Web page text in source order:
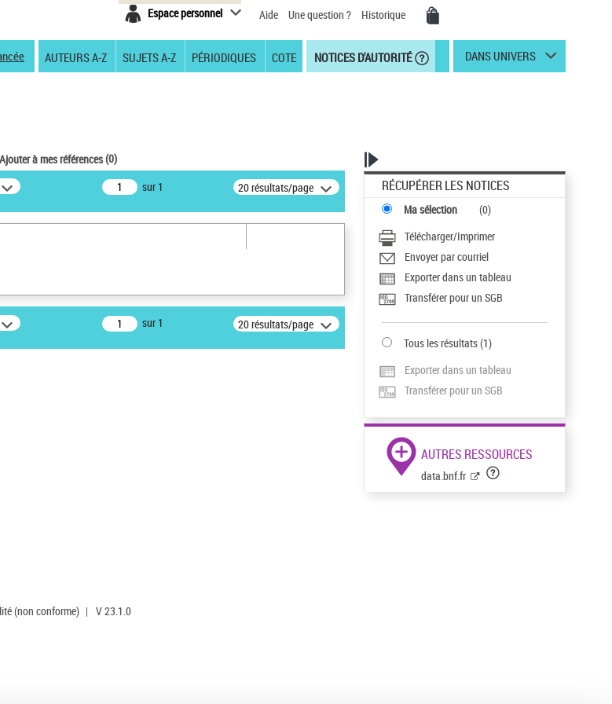
Espace personnel Aide Une question ? Historique
AUTEURS A-Z SUJETS A-Z PÉRIODIQUES COTE NOTICES D'AUTORITÉ DANS UNIVERS
Ajouter à mes références(0)
sur 1 20 résultats/page
sur 1 20 résultats/page
RÉCUPÉRER LES NOTICES
Ma sélection (0)
Télécharger/Imprimer
Envoyer par courriel
Exporter dans un tableau
Transférer pour un SGB
Tous les résultats(1)
Exporter dans un tableau
Transférer pour un SGB
AUTRES RESSOURCES
data.bnf.fr
(non conforme) | V 23.1.0